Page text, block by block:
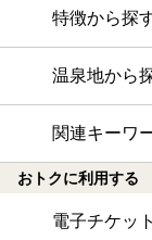
特徴から探
温泉地から
関連キーワ
おトクに利用する
電子チケッ